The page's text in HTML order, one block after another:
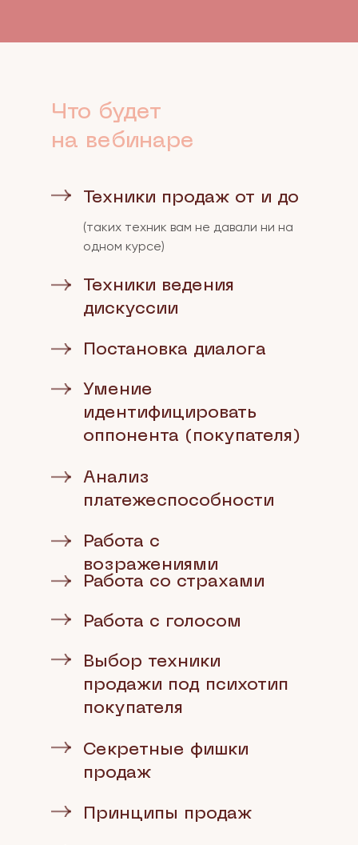
Что будет
на вебинаре
Техники продаж от и до
Техники ведения
дискуссии
Постановка диалога
Умение
идентифицировать
оппонента (покупателя)
Анализ
платежеспособности
Работа с
возражениями
Работа со страхами
(таких техник вам не давали ни на
одном курсе)
Работа с голосом
Выбор техники
продажи под психотип
покупателя
Секретные фишки
продаж
Принципы продаж